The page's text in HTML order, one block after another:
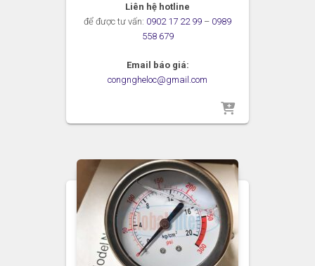
Liên hệ hotline
để được tư vấn: 0902 17 22 99 – 0989
558 679
Email báo giá:
congngheloc@gmail.com